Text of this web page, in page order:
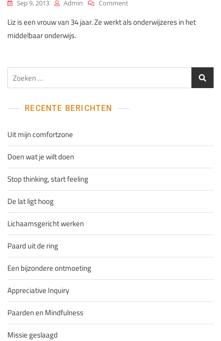
Sep 9, 2013 Admin CommentOn
Handelen
Liz is een vrouw van 34 jaar. Ze werkt als onderwijzeres in het
middelbaar onderwijs.
Zoeken
naar:
RECENTE BERICHTEN
Uit mijn comfortzone
Doen wat je wilt doen
Stop thinking, start feeling
De lat ligt hoog
Lichaamsgericht werken
Paard uit de ring
Een bijzondere ontmoeting
Appreciative Inquiry
Paarden en Mindfulness
Missie geslaagd